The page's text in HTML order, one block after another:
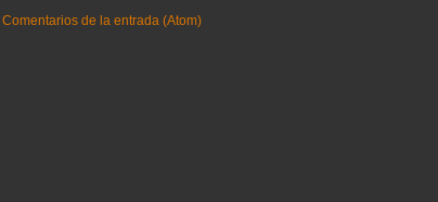
Comentarios de la entrada (Atom)